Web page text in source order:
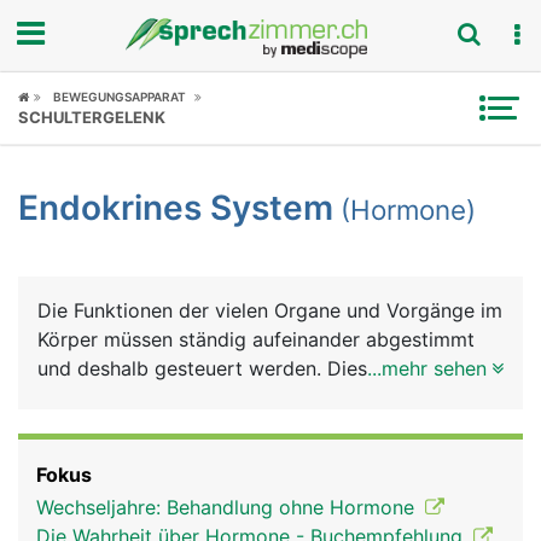
Fokus
Symptome
News
Rubriken
BEWEGUNGSAPPARAT
SCHULTERGELENK
Endokrines System (Hormone)
Die Funktionen der vielen Organe und Vorgänge im
Körper müssen ständig aufeinander abgestimmt
und deshalb gesteuert werden. Diese Steuerungen,
reichen, übernehmen weit über 30 verschiedene
Hormone (chemische Botenstoffe), die von
...mehr sehen
Fokus
Wechseljahre: Behandlung ohne Hormone
Die Wahrheit über Hormone - Buchempfehlung